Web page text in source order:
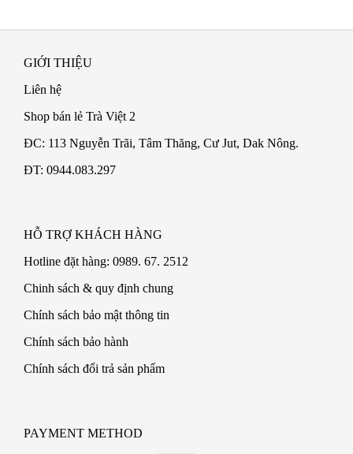
GIỚI THIỆU
Liên hệ
Shop bán lẻ Trà Việt 2
ĐC: 113 Nguyễn Trãi, Tâm Thăng, Cư Jut, Dak Nông.
ĐT: 0944.083.297
HỖ TRỢ KHÁCH HÀNG
Hotline đặt hàng: 0989. 67. 2512
Chinh sách & quy định chung
Chính sách bảo mật thông tin
Chính sách bảo hành
Chính sách đổi trả sản phẩm
PAYMENT METHOD